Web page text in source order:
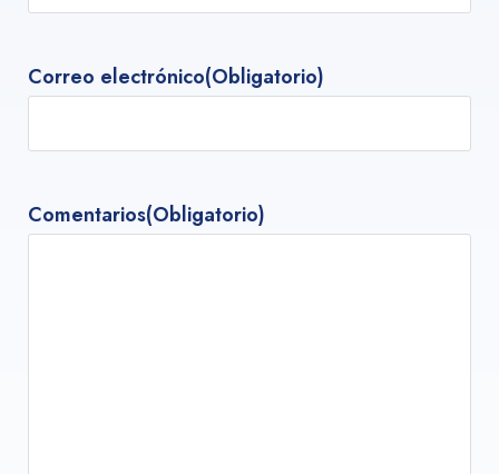
Correo electrónico(Obligatorio)
Comentarios(Obligatorio)